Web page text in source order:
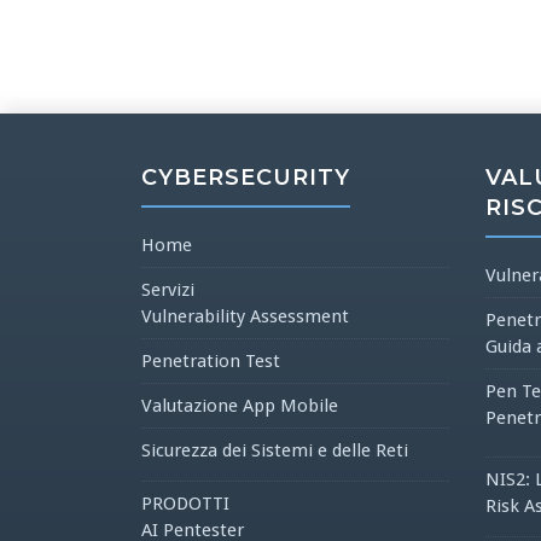
CYBERSECURITY
Home
Servizi
Vulnerability Assessment
Penetration Test
Valutazione App Mobile
Sicurezza dei Sistemi e delle Reti
PRODOTTI
AI Pentester
Guida
Pen
NIS2:
Risk